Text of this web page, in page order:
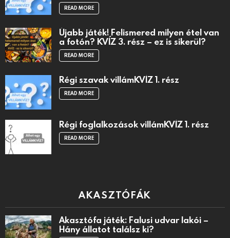
READ MORE
Újabb játék! Felismered milyen étel van
a fotón? KVÍZ 3. rész – ez is sikerül?
READ MORE
Régi szavak villámKVÍZ 1. rész
READ MORE
Régi foglalkozások villámKVÍZ 1. rész
READ MORE
AKASZTÓFÁK
Akasztófa játék: Falusi udvar lakói –
Hány állatot találsz ki?